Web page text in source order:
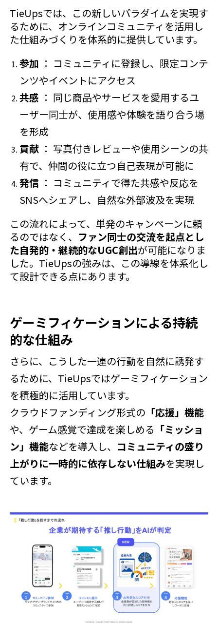
TieUpsでは、この新しいパラダイムを実現す
るために、オンラインコミュニティを活用し
た仕組みづくりを体系的に提供しています。
参加 ： コミュニティに登録し、限定コンテ
ンツやイベントにアクセス
共感 ： 同じ商品やサービスを愛用するユ
ーザー同士が、使用感や体験を語り合う場
を形成
貢献 ： 写真付きレビューや使用シーンの共
有で、仲間の役に立つ自己表現が可能に
発信 ： コミュニティで得た共感や反応を
SNSへシェアし、自然な外部波及を実現
この流れによって、単発のキャンペーンに頼
るのではなく、 ファン同士の交流を起点とし
た自発的・継続的なUGC創出が可能になりま
した。TieUpsの強みは、この導線を体系化し
て設計できる点にあります。
ゲーミフィケーションによる持続
的な仕組み
さらに、こうした一連の行動を自然に誘発す
るために、TieUpsではゲーミフィケーション
を積極的に活用しています。
クラウドファンディング形式の 「応援」機能
や、ゲーム感覚で達成を楽しめる 「ミッショ
ン」機能などを導入し、 コミュニティの盛り
上がりに一時的に依存しない仕組みを実現し
ています。